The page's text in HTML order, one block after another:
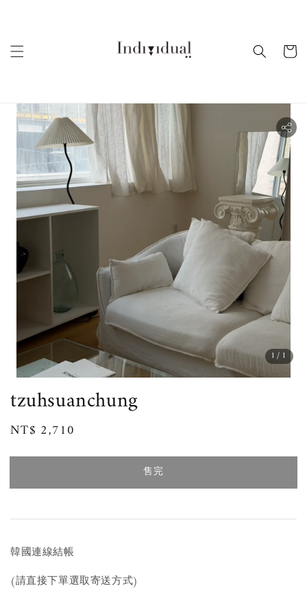
1/1
tzuhsuanchung
Regular
NT$ 2,710
售完
韓國連線結帳
(請直接下單選取寄送方式)